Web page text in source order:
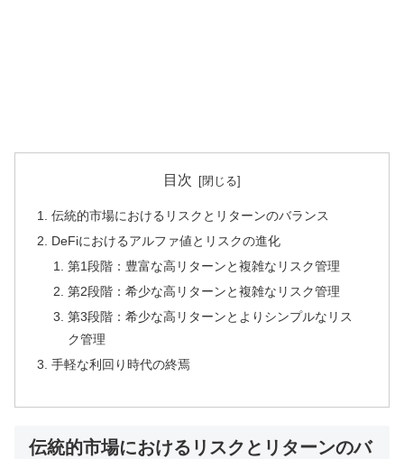
目次
伝統的市場におけるリスクとリターンのバランス
DeFiにおけるアルファ値とリスクの進化
第1段階：豊富な高リターンと複雑なリスク管理
第2段階：希少な高リターンと複雑なリスク管理
第3段階：希少な高リターンとよりシンプルなリス
ク管理
手軽な利回り時代の終焉
伝統的市場におけるリスクとリターンのバ